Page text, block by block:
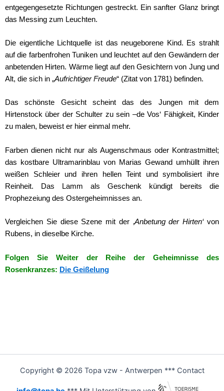
entgegengesetzte Richtungen gestreckt. Ein sanfter Glanz bringt
das Messing zum Leuchten.
Die eigentliche Lichtquelle ist das neugeborene Kind. Es strahlt
auf die farbenfrohen Tuniken und leuchtet auf den Gewändern der
anbetenden Hirten. Wärme liegt auf den Gesichtern von Jung und
Alt, die sich in „Aufrichtiger Freude“ (Zitat von 1781) befinden.
Das schönste Gesicht scheint das des Jungen mit dem
Hirtenstock über der Schulter zu sein –de Vos‘ Fähigkeit, Kinder
zu malen, beweist er hier einmal mehr.
Farben dienen nicht nur als Augenschmaus oder Kontrastmittel;
das kostbare Ultramarinblau von Marias Gewand umhüllt ihren
weißen Schleier und ihren hellen Teint und symbolisiert ihre
Reinheit. Das Lamm als Geschenk kündigt bereits die
Prophezeiung des Ostergeheimnisses an.
Vergleichen Sie diese Szene mit der ‚Anbetung der Hirten‘von
Rubens, in dieselbe Kirche.
Folgen Sie Weiter der Reihe der Geheimnisse des
Rosenkranzes: Die Geißelung
Copyright © 2026 Topa vzw - Antwerpen *** Contact